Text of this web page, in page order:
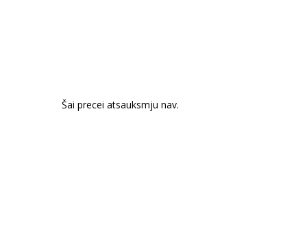
Šai precei atsauksmju nav.